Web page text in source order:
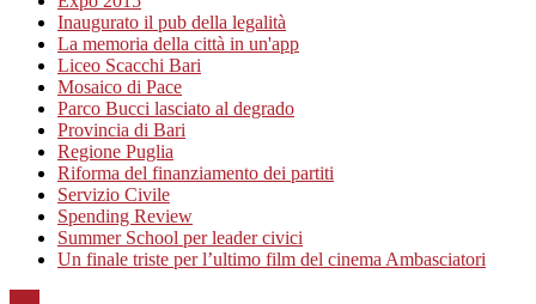
Inaugurato il pub della legalità
La memoria della città in un'app
Liceo Scacchi Bari
Mosaico di Pace
Parco Bucci lasciato al degrado
Provincia di Bari
Regione Puglia
Riforma del finanziamento dei partiti
Servizio Civile
Spending Review
Summer School per leader civici
Un finale triste per l’ultimo film del cinema Ambasciatori